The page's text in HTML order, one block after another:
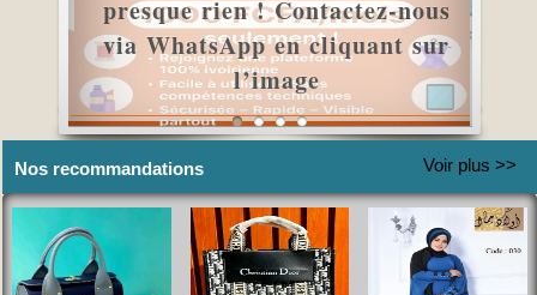
boutique pour
Contactez-nous
en cliquant sur
TÉLÉPHONE
ITEL IT2173 5300
Nos recommandations Voir plus >>